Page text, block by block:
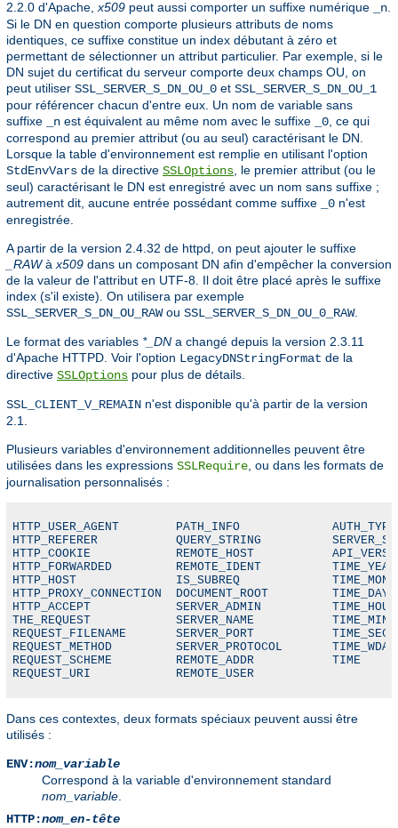
2.2.0 d'Apache,x509 peut aussi comporter un suffixe numérique _n.
Si le DN en question comporte plusieurs attributs de noms
identiques, ce suffixe constitue un index débutant à zéro et
permettant de sélectionner un attribut particulier. Par exemple, si le
DN sujet du certificat du serveur comporte deux champs OU, on
peut utiliser SSL_SERVER_S_DN_OU_0 et SSL_SERVER_S_DN_OU_1
pour référencer chacun d'entre eux. Un nom de variable sans
suffixe
_n est équivalent au même nom avec le suffixe _0, ce qui
correspond au premier attribut (ou au seul) caractérisant le DN.
Lorsque la table d'environnement est remplie en utilisant l'option
StdEnvVars de la directive SSLOptions, le premier attribut (ou le
seul) caractérisant le DN est enregistré avec un nom sans suffixe ;
autrement dit, aucune entrée possédant comme suffixe
_0 n'est
enregistrée.
A partir de la version 2.4.32 de httpd, on peut ajouter le suffixe
_RAWàx509 dans un composant DN afin d'empêcher la conversion
de la valeur de l'attribut en UTF-8. Il doit être placé après le suffixe
index (s'il existe). On utilisera par exemple
SSL_SERVER_S_DN_OU_RAWou SSL_SERVER_S_DN_OU_0_RAW.
Le format des variables *_DN a changé depuis la version 2.3.11
d'Apache HTTPD. Voir l'option LegacyDNStringFormat de la
directive SSLOptions pour plus de détails.
SSL_CLIENT_V_REMAIN n'est disponible qu'à partir de la version
2.1.
Plusieurs variables d'environnement additionnelles peuvent être
utilisées dans les expressions SSLRequire, ou dans les formats de
journalisation personnalisés :
HTTP_USER_AGENT        PATH_INFO             AUTH_TYPE
HTTP_REFERER           QUERY_STRING
HTTP_COOKIE            REMOTE_HOST
HTTP_FORWARDED         REMOTE_IDENT          TIME_YEAR
HTTP_HOST              IS_SUBREQ             TIME_MON
HTTP_PROXY_CONNECTION  DOCUMENT_ROOT         TIME_DAY
HTTP_ACCEPT            SERVER_ADMIN          TIME_HOUR
THE_REQUEST            SERVER_NAME           TIME_MIN
REQUEST_FILENAME       SERVER_PORT           TIME_SEC
REQUEST_METHOD         SERVER_PROTOCOL       TIME_WDAY
REQUEST_SCHEME         REMOTE_ADDR           TIME
REQUEST_URI            REMOTE_USER
Dans ces contextes, deux formats spéciaux peuvent aussi être
utilisés :
ENV:nom_variable
Correspond à la variable d'environnement standard
nom_variable.
HTTP:nom_en-tête